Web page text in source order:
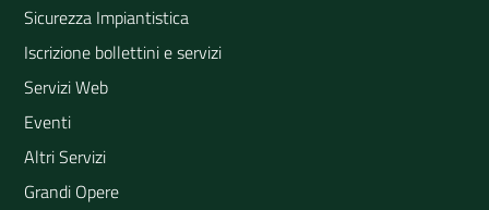
Sicurezza Impiantistica
Iscrizione bollettini e servizi
Servizi Web
Eventi
Altri Servizi
Grandi Opere